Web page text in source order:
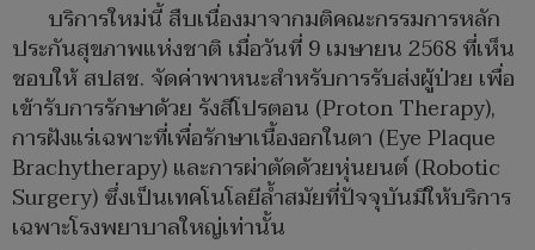
บริการใหม่นี้ สืบเนื่องมาจากมติคณะกรรมการหลัก
ประกันสุขภาพแห่งชาติ เมื่อวันที่ 9 เมษายน 2568 ที่เห็น
ชอบให้ สปสช. จัดค่าพาหนะสำหรับการรับส่งผู้ป่วย เพื่อ
เข้ารับการรักษาด้วย รังสีโปรตอน (Proton Therapy),
การฝังแร่เฉพาะที่เพื่อรักษาเนื้องอกในตา (Eye Plaque
Brachytherapy) และการผ่าตัดด้วยหุ่นยนต์ (Robotic
Surgery) ซึ่งเป็นเทคโนโลยีล้ำสมัยที่ปัจจุบันมีให้บริการ
เฉพาะโรงพยาบาลใหญ่เท่านั้น